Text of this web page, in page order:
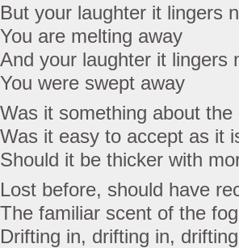
But your laughter it lingers
You are melting away
And your laughter it lingers
You were swept away
Was it something about
Was it easy to accept as it
Should it be thicker with
Lost before, should have
The familiar scent of the fog
Drifting in, drifting in,